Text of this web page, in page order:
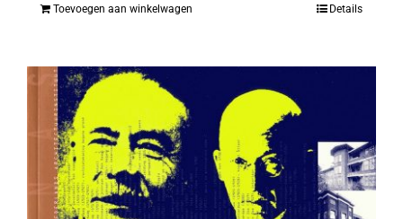
Toevoegen aan winkelwagen Details